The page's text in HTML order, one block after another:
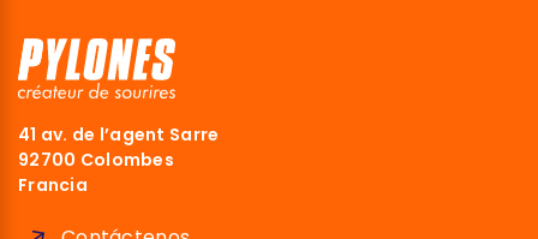
41 av. de l’agent Sarre
92700 Colombes
Francia